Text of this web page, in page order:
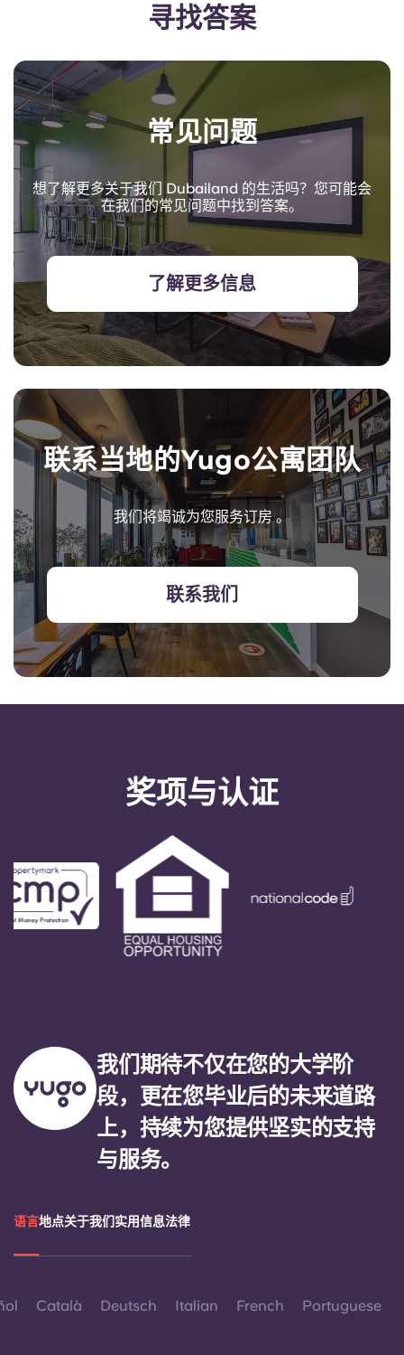
寻找答案
常见问题
想了解更多关于我们 Dubailand 的生活吗？您可能会
在我们的常见问题中找到答案。
了解更多信息
联系当地的Yugo公寓团队
我们将竭诚为您服务订房 。
联系我们
奖项与认证
我们期待不仅在您的大学阶
段，更在您毕业后的未来道路
上，持续为您提供坚实的支持
与服务。
语言地点关于我们实用信息法律
Català Deutsch Italian French Portuguese